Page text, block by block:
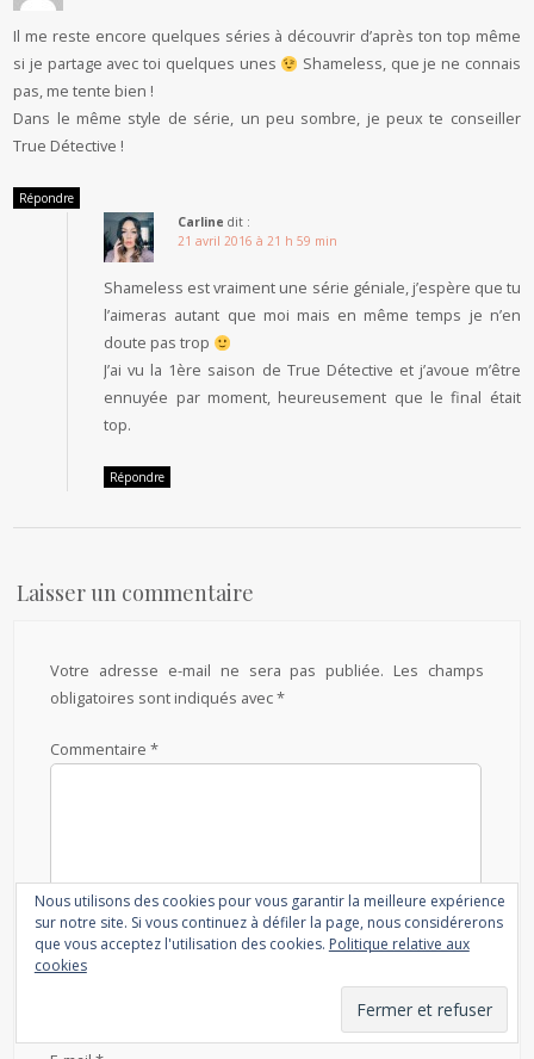
Il me reste encore quelques séries à découvrir d’après ton top même
si je partage avec toi quelques unes
Shameless, que je ne connais
pas, me tente bien !
Dans le même style de série, un peu sombre, je peux te conseiller
True Détective !
Répondre
Carline dit :
21 avril 2016 à 21 h 59 min
Shameless est vraiment une série géniale, j’espère que tu
l’aimeras autant que moi mais en même temps je n’en
doute pas trop
J’ai vu la 1ère saison de True Détective et j’avoue m’être
ennuyée par moment, heureusement que le final était
top.
Répondre
Laisser un commentaire
Votre adresse e-mail ne sera pas publiée. Les champs
obligatoires sont indiqués avec*
Commentaire*
Nom
Nous utilisons des cookies pour vous garantir la meilleure expérience
sur notre site. Si vous continuez à défiler la page, nous considérerons
que vous acceptez l'utilisation des cookies. Politique relative aux
cookies